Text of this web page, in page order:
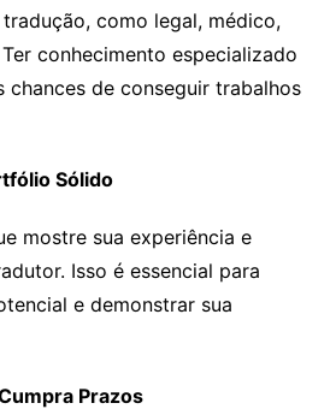
como legal, médico,
conhecimento especializado
chances de conseguir trabalhos
Sólido
mostre sua experiência e
Isso é essencial para
e demonstrar sua
Prazos